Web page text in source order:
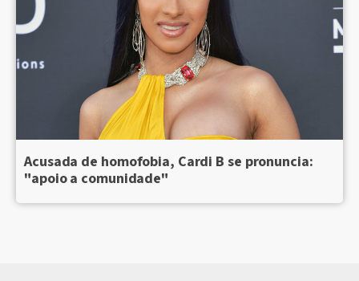
Acusada de homofobia, Cardi B se pronuncia:
"apoio a comunidade"